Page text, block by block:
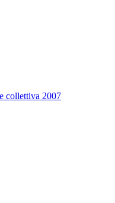
collettiva 2007